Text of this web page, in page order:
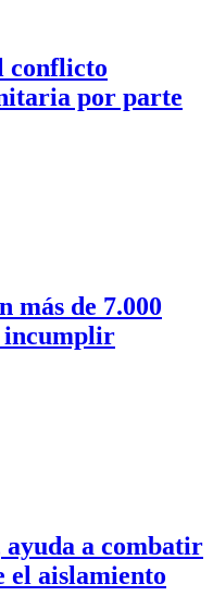
conflicto
por parte
más de 7.000
incumplir
ayuda a combatir
aislamiento